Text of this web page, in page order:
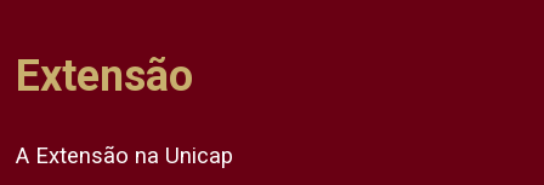
Extensão
A Extensão na Unicap